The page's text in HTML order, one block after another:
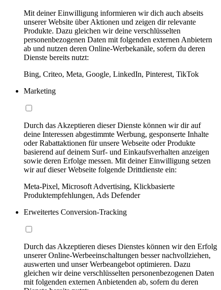
Mit deiner Einwilligung informieren wir dich auch abseits
unserer Website über Aktionen und zeigen dir relevante
Produkte. Dazu gleichen wir deine verschlüsselten
personenbezogenen Daten mit folgenden externen Anbietern
ab und nutzen deren Online-Werbekanäle, sofern du deren
Dienste bereits nutzt:
Bing, Criteo, Meta, Google, LinkedIn, Pinterest, TikTok
Marketing
Durch das Akzeptieren dieser Dienste können wir dir auf
deine Interessen abgestimmte Werbung, gesponserte Inhalte
oder Rabattaktionen für unsere Webseite oder Produkte
basierend auf deinem Surf- und Einkaufsverhalten anzeigen
sowie deren Erfolge messen. Mit deiner Einwilligung setzen
wir auf dieser Webseite folgende Drittdienste ein:
Meta-Pixel, Microsoft Advertising, Klickbasierte
Produktempfehlungen, Ads Defender
Erweitertes Conversion-Tracking
Durch das Akzeptieren dieses Dienstes können wir den Erfolg
unserer Online-Werbeeinschaltungen besser nachvollziehen,
auswerten und unser Werbeangebot optimieren. Dazu
gleichen wir deine verschlüsselten personenbezogenen Daten
mit folgenden externen Anbietenden ab, sofern du deren